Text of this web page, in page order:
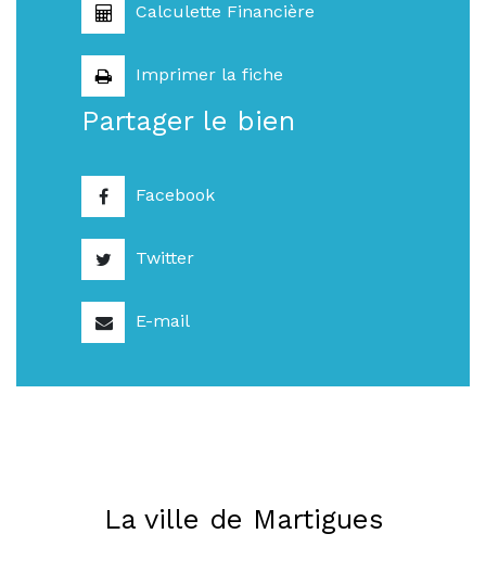
Calculette Financière
Imprimer la fiche
Partager le bien
Facebook
Twitter
E-mail
La ville de Martigues